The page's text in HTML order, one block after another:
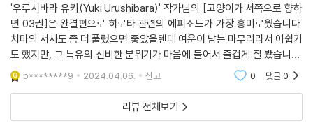
'우루시바라 유키(Yuki Urushibara)' 작가님의 [고양이가 서쪽으로 향하
면 03권]은 완결편으로 히로타 관련의 에피소드가 가장 흥미로웠습니다.
치마의 서사도 좀 더 풀렸으면 좋았을텐데 여운이 남는 마무리라서 아쉽기
도 했지만, 그 특유의 신비한 분위기가 마음에 들어서 즐겁게 잘 봤습니다.
재미있었습니다!
b********9 2024.04.06. 신고 0 댓글0
리뷰 전체보기